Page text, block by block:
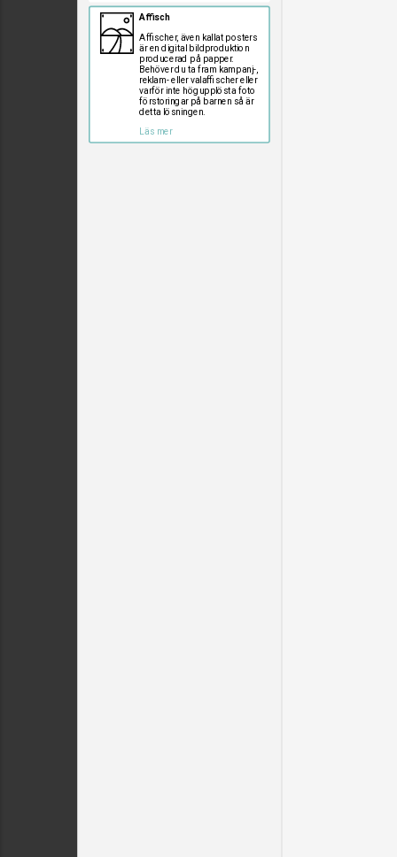
Affisch
Affischer, även kallat posters
är en digital bildproduktion
producerad på papper.
Behöver du ta fram kampanj-,
reklam- eller valaffischer eller
varför inte högupplösta foto
förstoringar på barnen så är
detta lösningen.
Läs mer